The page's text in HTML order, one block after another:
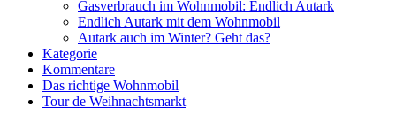
Gasverbrauch im Wohnmobil: Endlich Autark
Endlich Autark mit dem Wohnmobil
Autark auch im Winter? Geht das?
Kategorie
Kommentare
Das richtige Wohnmobil
Tour de Weihnachtsmarkt